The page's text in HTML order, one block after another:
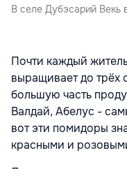
В селе Дубэсарий Векь
Почти каждый
выращивает до трёх
большую часть
Валдай, Абелус -
вот эти помидоры
красными и